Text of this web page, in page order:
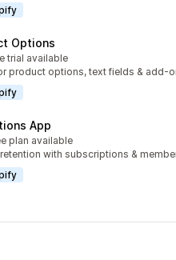
Options
trial available
product options, text fields & add-
App
plan available
with subscriptions &